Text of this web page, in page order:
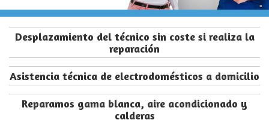
Desplazamiento del técnico sin coste si realiza la
reparación
Asistencia técnica de electrodomésticos a domicilio
Reparamos gama blanca, aire acondicionado y
calderas